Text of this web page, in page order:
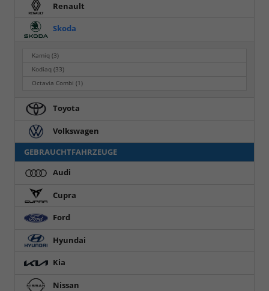
Renault
Skoda
Kamiq(3)
Kodiaq(33)
Octavia Combi(1)
Toyota
Volkswagen
GEBRAUCHTFAHRZEUGE
Audi
Cupra
Ford
Hyundai
Kia
Nissan